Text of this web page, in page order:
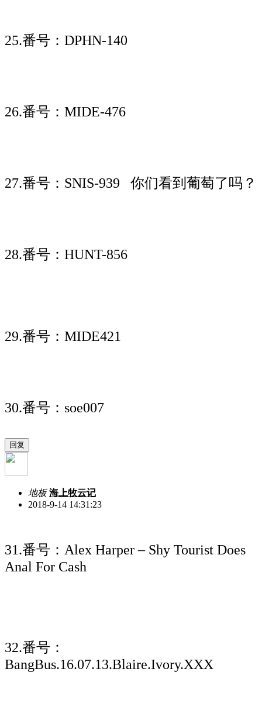
25.番号：DPHN-140
26.番号：MIDE-476
27.番号：SNIS-939 你们看到葡萄了吗？
28.番号：HUNT-856
29.番号：MIDE421
30.番号：soe007
地板 海上牧云记
2018-9-14 14:31:23
31.番号：Alex Harper – Shy Tourist Does
Anal For Cash
32.番号：
BangBus.16.07.13.Blaire.Ivory.XXX